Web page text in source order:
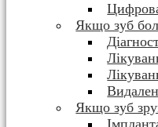
Якщо зуб
Якщо зуб